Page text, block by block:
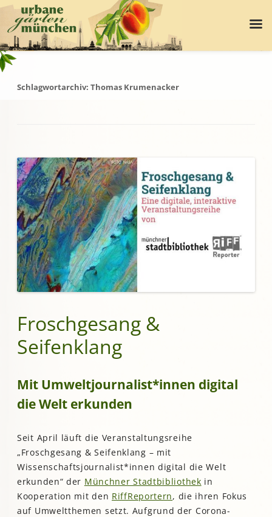
Schlagwortarchiv: Thomas Krumenacker
Froschgesang &
Seifenklang
Mit Umweltjournalist*innen digital
die Welt erkunden
Seit April läuft die Veranstaltungsreihe
„Froschgesang & Seifenklang – mit
Wissenschaftsjournalist*innen digital die Welt
erkunden“ der Münchner Stadtbibliothek in
Kooperation mit den RiffReportern, die ihren Fokus
auf Umweltthemen setzt. Aufgrund der Corona-